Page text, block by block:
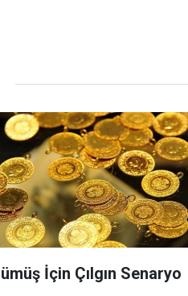
İçin Çılgın Senaryo